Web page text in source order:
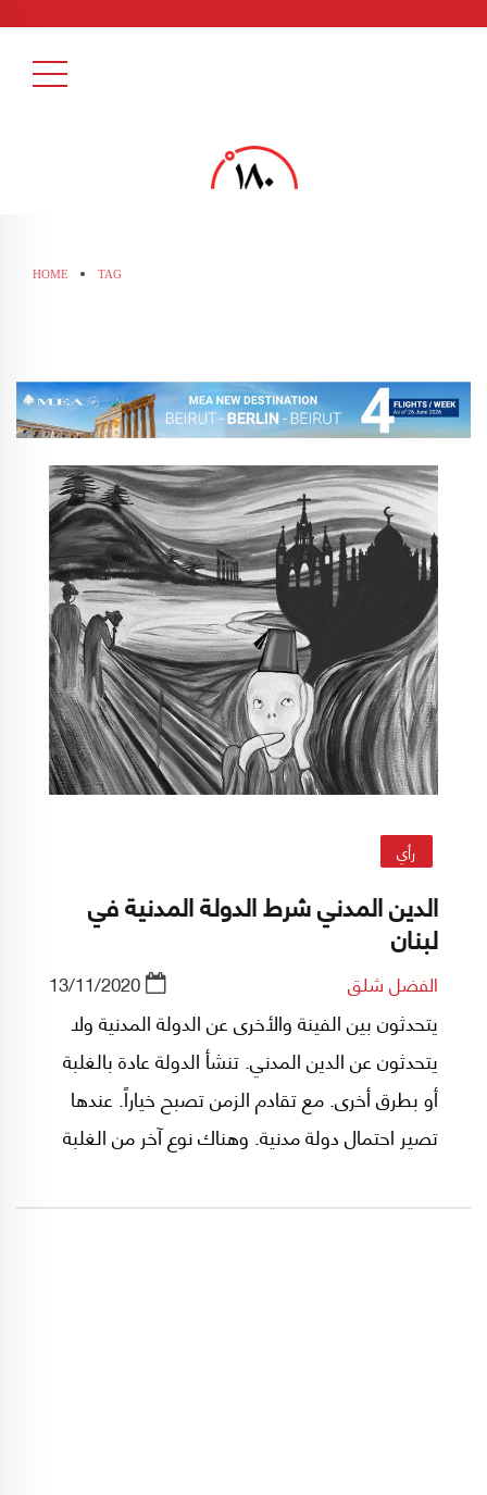
HOME TAG
رأي
الدين المدني شرط الدولة المدنية في
لبنان
الفضل شلق 13/11/2020
يتحدثون بين الفينة والأخرى عن الدولة المدنية ولا
يتحدثون عن الدين المدني. تنشأ الدولة عادة بالغلبة
أو بطرق أخرى. مع تقادم الزمن تصبح خياراً. عندها
تصير احتمال دولة مدنية. وهناك نوع آخر من الغلبة